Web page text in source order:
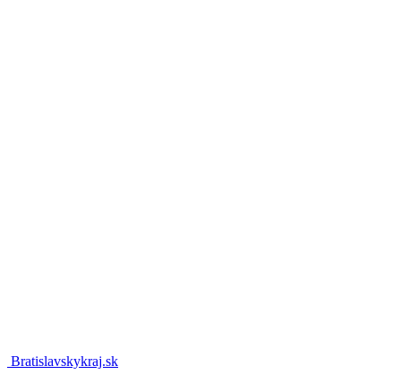
Bratislavskykraj.sk